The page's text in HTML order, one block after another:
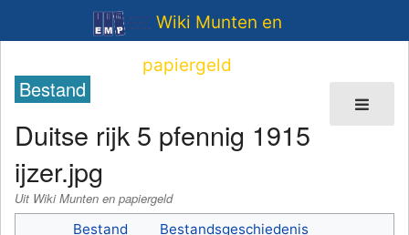
Wiki Munten en
papiergeld
Bestand
Duitse rijk 5 pfennig 1915
ijzer.jpg
Uit Wiki Munten en papiergeld
Bestand
Bestandsgeschiedenis